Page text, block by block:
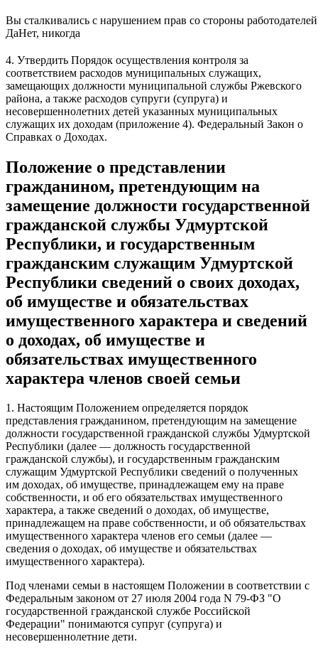
Вы сталкивались с нарушением прав со стороны
ДаНет, никогда
4. Утвердить Порядок осуществления контроля за
соответствием расходов муниципальных служащих,
замещающих должности муниципальной службы Ржевского
района, а также расходов супруги (супруга) и
несовершеннолетних детей указанных муниципальных
служащих их доходам (приложение 4). Федеральный Закон о
Справках о Доходах.
Положение о представлении
гражданином, претендующим на
замещение должности государственной
гражданской службы Удмуртской
Республики, и государственным
гражданским служащим Удмуртской
Республики сведений о своих доходах,
об имуществе и обязательствах
имущественного характера и сведений
о доходах, об имуществе и
обязательствах имущественного
характера членов своей семьи
1. Настоящим Положением определяется порядок
представления гражданином, претендующим на замещение
должности государственной гражданской службы Удмуртской
Республики (далее — должность государственной
гражданской службы), и государственным гражданским
служащим Удмуртской Республики сведений о полученных
им доходах, об имуществе, принадлежащем ему на праве
собственности, и об его обязательствах имущественного
характера, а также сведений о доходах, об имуществе,
принадлежащем на праве собственности, и об обязательствах
имущественного характера членов его семьи (далее —
сведения о доходах, об имуществе и обязательствах
имущественного характера).
Под членами семьи в настоящем Положении в соответствии с
Федеральным законом от 27 июля 2004 года N 79-ФЗ "О
государственной гражданской службе Российской
Федерации" понимаются супруг (супруга) и
несовершеннолетние дети.